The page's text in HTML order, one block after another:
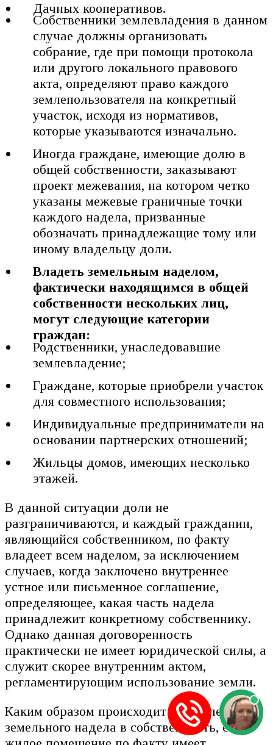
Дачных кооперативов.
Собственники землевладения в данном
случае должны организовать
собрание, где при помощи протокола
или другого локального правового
акта, определяют право каждого
землепользователя на конкретный
участок, исходя из нормативов,
которые указываются изначально.
Иногда граждане, имеющие долю в
общей собственности, заказывают
проект межевания, на котором четко
указаны межевые граничные точки
каждого надела, призванные
обозначать принадлежащие тому или
иному владельцу доли.
Владеть земельным наделом,
фактически находящимся в общей
собственности нескольких лиц,
могут следующие категории
граждан:
Родственники, унаследовавшие
землевладение;
Граждане, которые приобрели участок
для совместного использования;
Индивидуальные предприниматели на
основании партнерских отношений;
Жильцы домов, имеющих несколько
этажей.
В данной ситуации доли не
разграничиваются, и каждый гражданин,
являющийся собственником, по факту
владеет всем наделом, за исключением
случаев, когда заключено внутреннее
устное или письменное соглашение,
определяющее, какая часть надела
принадлежит конкретному собственнику.
Однако данная договоренность
практически не имеет юридической силы, а
служит скорее внутренним актом,
регламентирующим использование земли.
Каким образом происходит оформление
земельного надела в собственность, если